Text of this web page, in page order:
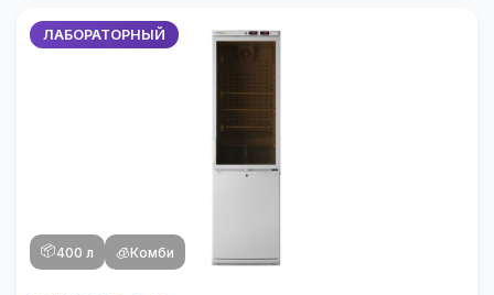
ЛАБОРАТОРНЫЙ
📦400 л 🧊Комби